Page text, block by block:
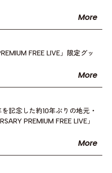
More
FREE LIVE」限定グッ
More
記念した約10年ぶりの地元・
PREMIUM FREE LIVE」
More